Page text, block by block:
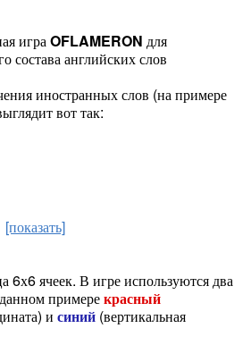
играOFLAMERON для
состава английских слов
иностранных слов (на примере
вот так:
[показать]
6х6 ячеек. В игре используются два
примерекрасный
и синий (вертикальная